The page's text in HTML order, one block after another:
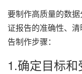
要制作高质量的数
证报告的准确性、
告制作步骤：
1.确定目标和